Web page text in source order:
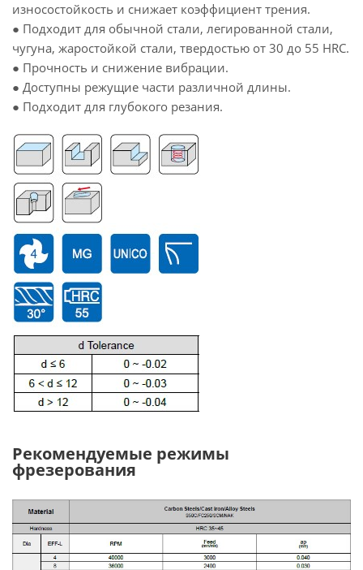
износостойкость и снижает коэффициент трения.
● Подходит для обычной стали, легированной стали,
чугуна, жаростойкой стали, твердостью от 30 до 55 HRC.
● Прочность и снижение вибрации.
● Доступны режущие части различной длины.
● Подходит для глубокого резания.
Рекомендуемые режимы
фрезерования